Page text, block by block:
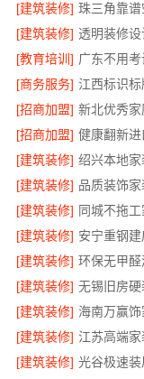
[建筑装修] 珠三角靠
[建筑装修] 透明装修
[教育培训]
[商务服务] 江西标识
[招商加盟]
[招商加盟]
[建筑装修]
[建筑装修]
[建筑装修]
[建筑装修]
[建筑装修] 环保无甲
[建筑装修] 无锡旧房
[建筑装修]
[建筑装修] 江苏高端
[建筑装修]